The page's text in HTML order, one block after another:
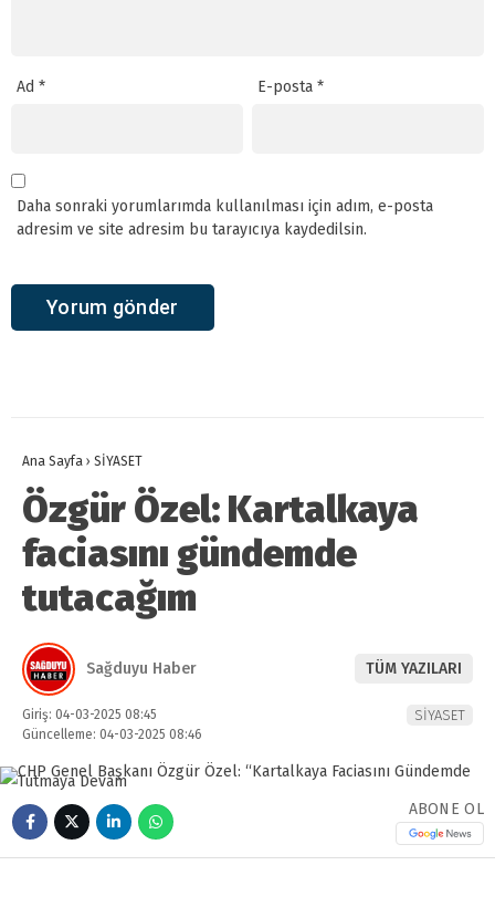
Ad * E-posta*
Daha sonraki yorumlarımda kullanılması için adım, e-posta
adresim ve site adresim bu tarayıcıya kaydedilsin.
Ana Sayfa › SİYASET
Özgür Özel: Kartalkaya
faciasını gündemde
tutacağım
Sağduyu Haber TÜM YAZILARI
Giriş: 04-03-2025 08:45
Güncelleme: 04-03-2025 08:46
SİYASET
ABONE OL